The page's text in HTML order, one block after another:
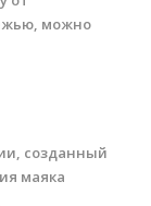
можно
созданный
маяка